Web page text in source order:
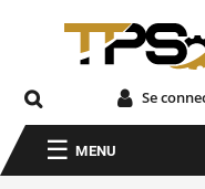
Se
MENU